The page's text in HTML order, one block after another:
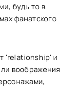
будь то в
фанатского
'relationship' и
воображения